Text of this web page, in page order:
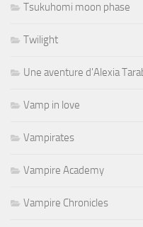
Tsukuhomi moon phase
Twilight
Une aventure d'Alexia
Vamp in love
Vampirates
Vampire Academy
Vampire Chronicles